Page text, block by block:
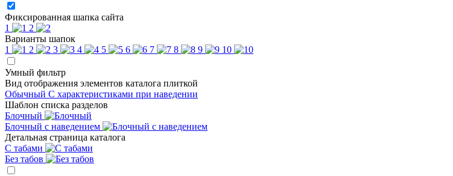
Фиксированная шапка сайта
1
2
Варианты шапок
1
2 3 4 5 6 7 8 9 10
Умный фильтр
Вид отображения элементов каталога плиткой
Обычный С характеристиками при наведении
Шаблон списка разделов
Блочный
Блочный с наведением
Детальная страница каталога
С табами
Без табов